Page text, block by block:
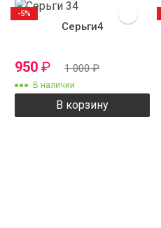
Серьги4
950 ₽ 1 000₽
В наличии
В корзину
-5%